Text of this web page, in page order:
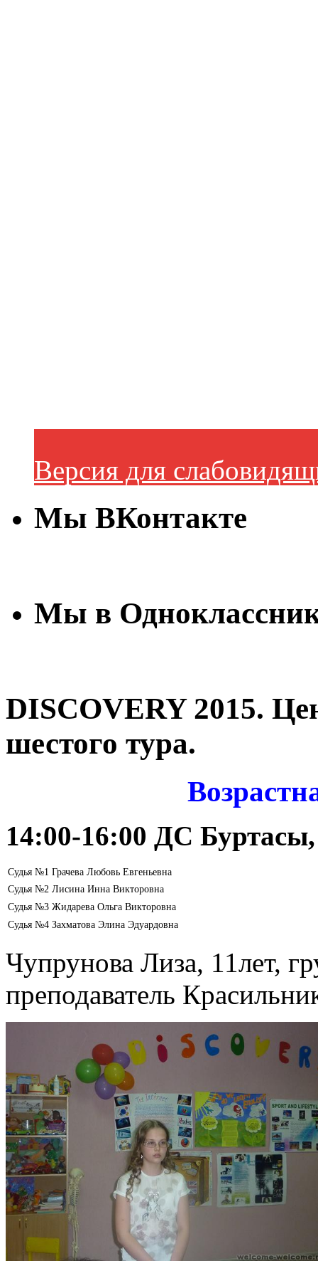
Версия для
Мы ВКонтакте
Мы в
DISCOVERY 2015.
шестого тура.
14:00-16:00 ДC
Судья №1 Грачева Любовь Евгеньевна
Судья №2 Лисина Инна Викторовна
Судья №3 Жидарева Ольга Викторовна
Судья №4 Захматова Элина Эдуардовна
Чупрунова Лиза, 11лет,
преподаватель